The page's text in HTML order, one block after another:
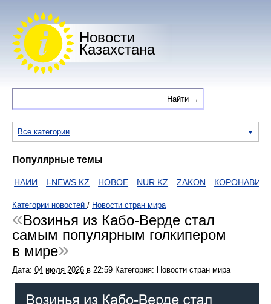
Новости
Казахстана
Все категории
Популярные темы
НАИИ I-NEWS KZ НОВОЕ NUR KZ ZAKON КОРОНАВИРУС
Категории новостей / Новости стран мира
Возинья из Кабо-Верде стал
самым популярным голкипером
в мире
Дата: 04 июля 2026 в 22:59 Категория: Новости стран мира